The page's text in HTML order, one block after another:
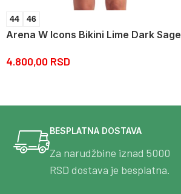
44 46
Arena W Icons Bikini Lime Dark Sage
4.800,00 RSD
BESPLATNA DOSTAVA
Za narudžbine iznad 5000
RSD dostava je besplatna.